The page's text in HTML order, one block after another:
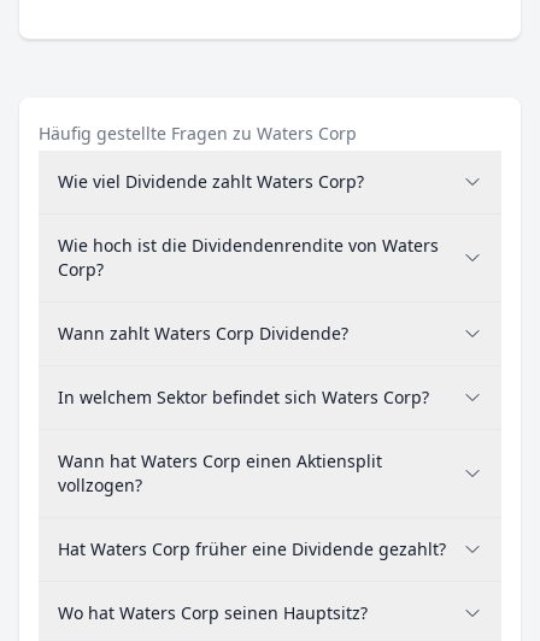
Häufig gestellte Fragen zu Waters Corp
Wie viel Dividende zahlt Waters Corp?
Wie hoch ist die Dividendenrendite von Waters
Corp?
Wann zahlt Waters Corp Dividende?
In welchem Sektor befindet sich Waters Corp?
Wann hat Waters Corp einen Aktiensplit
vollzogen?
Hat Waters Corp früher eine Dividende gezahlt?
Wo hat Waters Corp seinen Hauptsitz?